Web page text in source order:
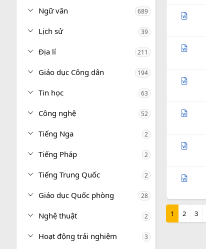
Ngữ văn 689
Lịch sử 39
Địa lí 211
Giáo dục Công dân 194
Tin học 63
Công nghệ 52
Tiếng Nga 2
Tiếng Pháp 2
Tiếng Trung Quốc 2
Giáo dục Quốc phòng 28
Nghệ thuật 2
Hoạt động trải nghiệm 3
1 2 3